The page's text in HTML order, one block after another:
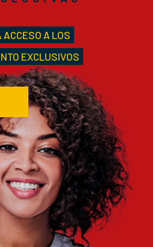
ACCESO A LOS
EXCLUSIVOS